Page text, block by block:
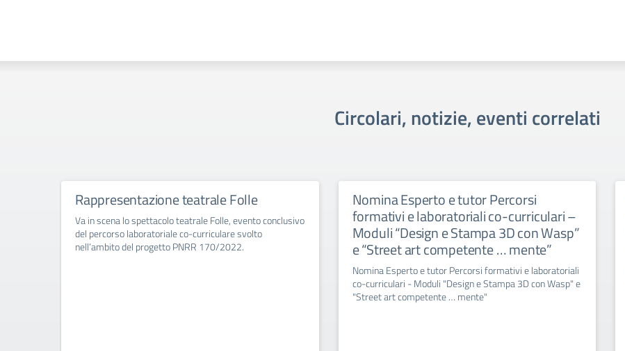
Circolari, notizie, eventi correlati
Rappresentazione teatrale Folle
Va in scena lo spettacolo teatrale Folle, evento conclusivo
del percorso laboratoriale co-curriculare svolto
nell’ambito del progetto PNRR 170/2022.
Nomina Esperto e tutor Percorsi
formativi e laboratoriali co-curriculari –
Moduli “Design e Stampa 3D con Wasp”
e “Street art competente … mente”
Nomina Esperto e tutor Percorsi formativi e laboratoriali
co-curriculari - Moduli "Design e Stampa 3D con Wasp" e
"Street art competente … mente"